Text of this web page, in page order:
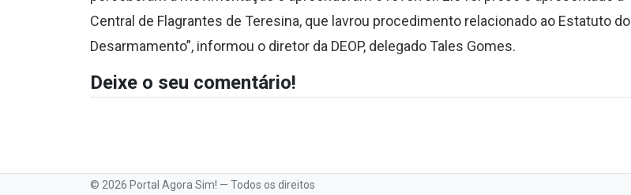
Central de Flagrantes de Teresina, que lavrou procedimento relacionado ao Estatuto do
Desarmamento”, informou o diretor da DEOP, delegado Tales Gomes.
Deixe o seu comentário!
© 2026 Portal Agora Sim! — Todos os direitos